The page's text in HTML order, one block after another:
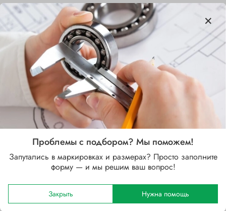
Наружный диаметр D, мм
47
Ширина B, мм
Сепаратор
Стальной
Зазор
C3 (больше CN)
Уплотнение
2Z (защитные шайбы с двух сторон)
Отзывы
Проблемы с подбором? Мы поможем!
Запутались в маркировках и размерах? Просто заполните
форму — и мы решим ваш вопрос!
Закрыть Нужна помощь